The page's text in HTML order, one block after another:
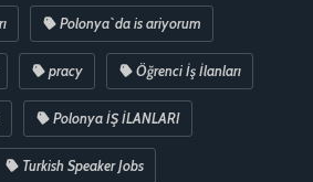
Polonya`da is ariyorum
pracy Öğrenci İş İlanları
Polonya İŞ İLANLARI
Turkish Speaker Jobs